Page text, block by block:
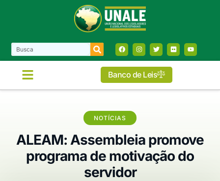
Banco de Leis
NOTÍCIAS
ALEAM: Assembleia promove
programa de motivação do
servidor